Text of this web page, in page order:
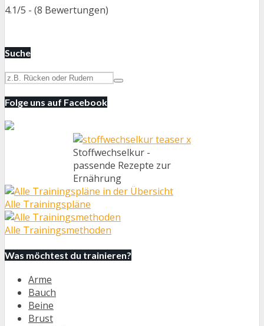
4.1/5 - (8 Bewertungen)
Suche
Folge uns auf Facebook
Stoffwechselkur -
passende Rezepte zur
Ernährung
Alle Trainingspläne
Alle Trainingsmethoden
Was möchtest du trainieren?
Arme
Bauch
Beine
Brust